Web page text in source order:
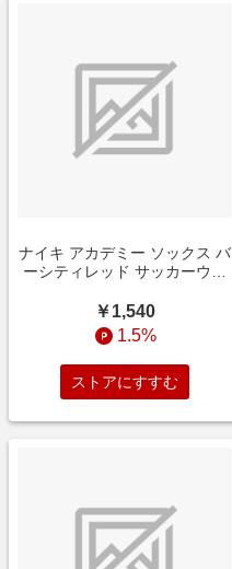
ナイキ アカデミー ソックス バ
ーシティレッド サッカーウェ
￥1,540
1.5%
ストアにすすむ